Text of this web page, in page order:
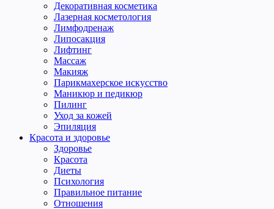
Декоративная косметика
Лазерная косметология
Лимфодренаж
Липосакция
Лифтинг
Массаж
Макияж
Парикмахерское искусство
Маникюр и педикюр
Пилинг
Уход за кожей
Эпиляция
Красота и здоровье
Здоровье
Красота
Диеты
Психология
Правильное питание
Отношения